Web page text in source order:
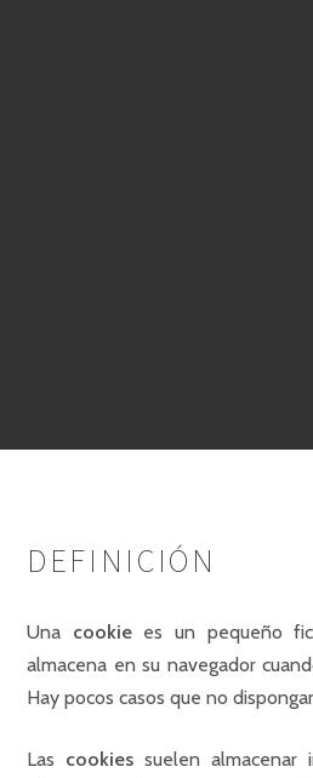
DEFINICIÓN
Una cookiees un pequeño
almacena en su navegador
Hay pocos casos que no
Las cookies suelen almacenar